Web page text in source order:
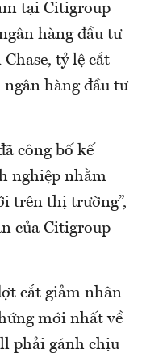
tại Citigroup
hàng đầu tư
tỷ lệ cắt
hàng đầu tư
công bố kế
nghiệp nhằm
trên thị trường”,
của Citigroup
cắt giảm nhân
mới nhất về
phải gánh chịu